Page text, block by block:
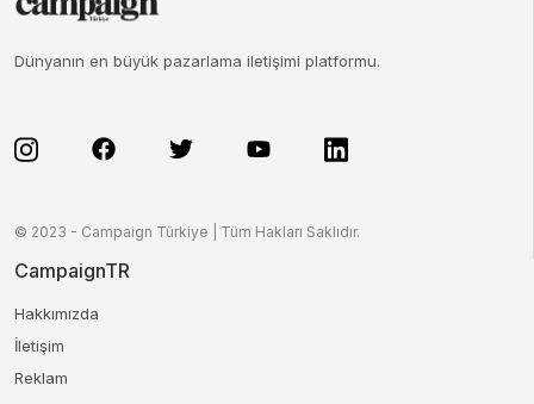
Dünyanın en büyük pazarlama iletişimi platformu.
© 2023 - Campaign Türkiye | Tüm Hakları Saklıdır.
CampaignTR
Hakkımızda
İletişim
Reklam